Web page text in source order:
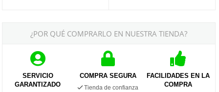
¿POR QUÉ COMPRARLO EN NUESTRA TIENDA?
SERVICIO
GARANTIZADO
COMPRA SEGURA
Tienda de confianza
FACILIDADES EN LA
COMPRA